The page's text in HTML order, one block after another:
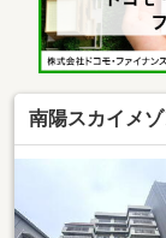
す
の扉が
ベート
南陽スカイメ